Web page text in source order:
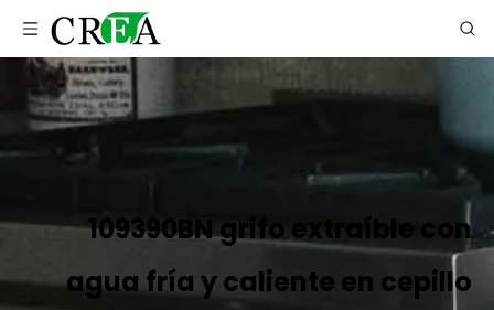
109390BN grifo extraíble con
agua fría y caliente en cepillo